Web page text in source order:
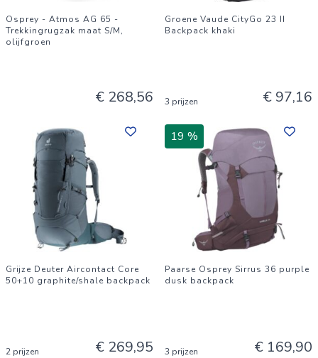
Osprey - Atmos AG 65 -
Trekkingrugzak maat S/M,
olijfgroen
€ 268,56
Groene Vaude CityGo 23 II
Backpack khaki
3 prijzen € 97,16
Grijze Deuter Aircontact Core
50+10 graphite/shale backpack
2 prijzen € 269,95
19 %
Paarse Osprey Sirrus 36 purple
dusk backpack
3 prijzen € 169,90